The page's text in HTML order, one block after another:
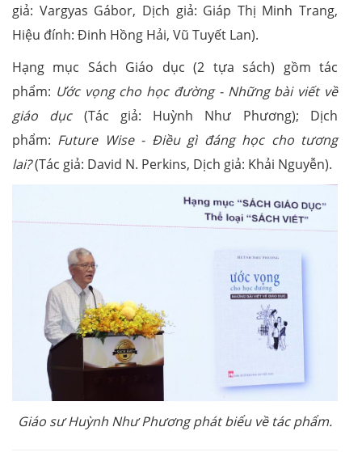
giả: Vargyas Gábor, Dịch giả: Giáp Thị Minh Trang,
Hiệu đính: Đinh Hồng Hải, Vũ Tuyết Lan).
Hạng mục Sách Giáo dục (2 tựa sách) gồm tác
phẩm: Ước vọng cho học đường - Những bài viết về
giáo dục(Tác giả: Huỳnh Như Phương); Dịch
phẩm: Future Wise - Điều gì đáng học cho tương
lai?(Tác giả: David N. Perkins, Dịch giả: Khải Nguyễn).
Giáo sư Huỳnh Như Phương phát biểu về tác phẩm.